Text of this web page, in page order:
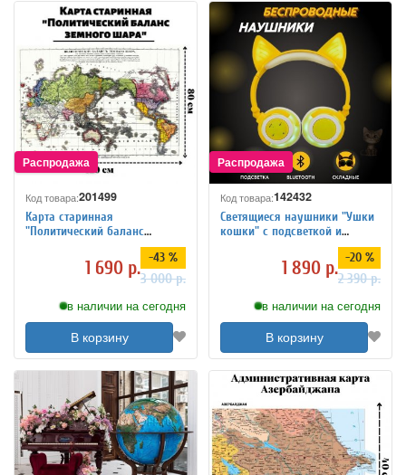
Код товара:201499
Карта старинная
"Политический баланс
земного шара" 120 х 80 см
1 690 р. -43 %
3 000 р.
в наличии на сегодня
В корзину
Код товара:142432
Светящиеся наушники "Ушки
кошки" с подсветкой и
1 890 р. -20 %
2 390 р.
в наличии на сегодня
В корзину